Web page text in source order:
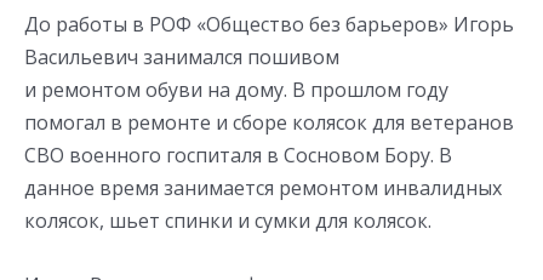
До работы в РОФ «Общество без барьеров» Игорь
Васильевич занимался пошивом
и ремонтом обуви на дому. В прошлом году
помогал в ремонте и сборе колясок для ветеранов
СВО военного госпиталя в Сосновом Бору. В
данное время занимается ремонтом инвалидных
колясок, шьет спинки и сумки для колясок.